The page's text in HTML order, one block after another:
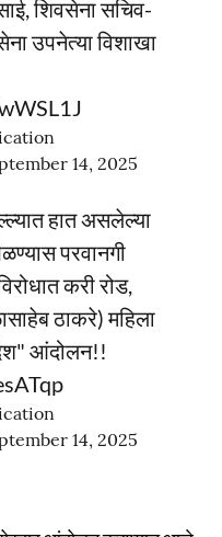
शिवसेना सचिव-
उपनेत्या विशाखा
14, 2025
हात असलेल्या
परवानगी
करी रोड,
ठाकरे) महिला
आंदोलन!!
14, 2025